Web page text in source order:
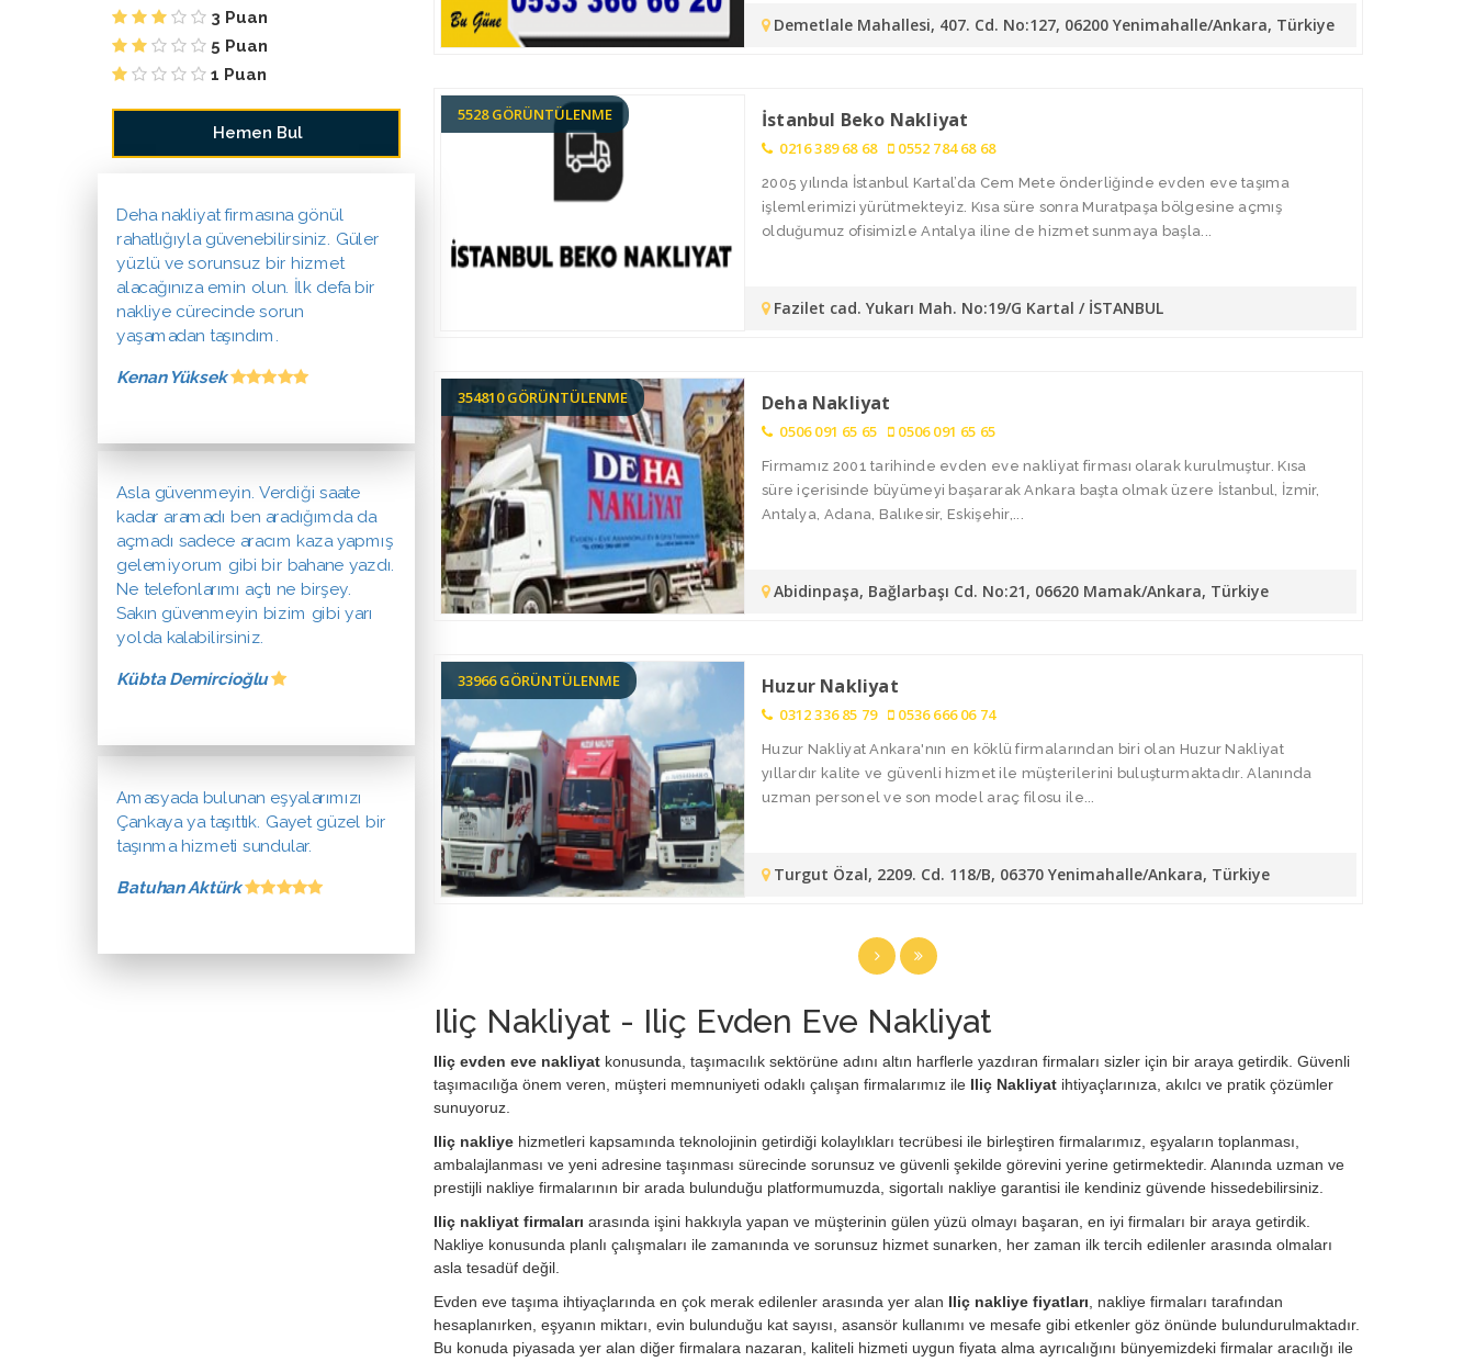
3 Puan
5 Puan
1 Puan
Deha nakliyat firmasına gönül
rahatlığıyla güvenebilirsiniz. Güler
yüzlü ve sorunsuz bir hizmet
alacağınıza emin olun. İlk defa bir
nakliye cürecinde sorun
yaşamadan taşındım.
Kenan Yüksek
Asla güvenmeyin. Verdiği saate
kadar aramadı ben aradığımda da
açmadı sadece aracım kaza yapmış
gelemiyorum gibi bir bahane yazdı.
Ne telefonlarımı açtı ne birşey.
Sakın güvenmeyin bizim gibi yarı
yolda kalabilirsiniz.
Kübta Demircioğlu
Amasyada bulunan eşyalarımızı
Çankaya ya taşıttık. Gayet güzel bir
taşınma hizmeti sundular.
Batuhan Aktürk
Demetlale Mahallesi, 407. Cd. No:127, 06200 Yenimahalle/Ankara, Türkiye
5528 GÖRÜNTÜLENME İstanbul Beko Nakliyat
0216 389 68 68 0552 784 68 68
2005 yılında İstanbul Kartal’da Cem Mete önderliğinde evden eve taşıma
işlemlerimizi yürütmekteyiz. Kısa süre sonra Muratpaşa bölgesine açmış
olduğumuz ofisimizle Antalya iline de hizmet sunmaya başla...
Fazilet cad. Yukarı Mah. No:19/G Kartal / İSTANBUL
354810 GÖRÜNTÜLENME Deha Nakliyat
0506 091 65 65 0506 091 65 65
Firmamız 2001 tarihinde evden eve nakliyat firması olarak kurulmuştur. Kısa
süre içerisinde büyümeyi başararak Ankara başta olmak üzere İstanbul, İzmir,
Antalya, Adana, Balıkesir, Eskişehir,...
Abidinpaşa, Bağlarbaşı Cd. No:21, 06620 Mamak/Ankara, Türkiye
33966 GÖRÜNTÜLENME Huzur Nakliyat
0312 336 85 79 0536 666 06 74
Huzur Nakliyat Ankara'nın en köklü firmalarından biri olan Huzur Nakliyat
yıllardır kalite ve güvenli hizmet ile müşterilerini buluşturmaktadır. Alanında
uzman personel ve son model araç filosu ile...
Turgut Özal, 2209. Cd. 118/B, 06370 Yenimahalle/Ankara, Türkiye
Iliç Nakliyat - Iliç Evden Eve Nakliyat
Iliç evden eve nakliyatkonusunda, taşımacılık sektörüne adını altın harflerle yazdıran firmaları sizler için bir araya getirdik. Güvenli
taşımacılığa önem veren, müşteri memnuniyeti odaklı çalışan firmalarımız ile Iliç Nakliyatihtiyaçlarınıza, akılcı ve pratik çözümler
sunuyoruz.
Iliç nakliyehizmetleri kapsamında teknolojinin getirdiği kolaylıkları tecrübesi ile birleştiren firmalarımız, eşyaların toplanması,
ambalajlanması ve yeni adresine taşınması sürecinde sorunsuz ve güvenli şekilde görevini yerine getirmektedir. Alanında uzman ve
prestijli nakliye firmalarının bir arada bulunduğu platformumuzda, sigortalı nakliye garantisi ile kendiniz güvende hissedebilirsiniz.
Iliç nakliyat firmaları arasında işini hakkıyla yapan ve müşterinin gülen yüzü olmayı başaran, en iyi firmaları bir araya getirdik.
Nakliye konusunda planlı çalışmaları ile zamanında ve sorunsuz hizmet sunarken, her zaman ilk tercih edilenler arasında olmaları
asla tesadüf değil.
Evden eve taşıma ihtiyaçlarında en çok merak edilenler arasında yer alan Iliç nakliye fiyatları , nakliye firmaları tarafından
hesaplanırken, eşyanın miktarı, evin bulunduğu kat sayısı, asansör kullanımı ve mesafe gibi etkenler göz önünde bulundurulmaktadır.
Bu konuda piyasada yer alan diğer firmalara nazaran, kaliteli hizmeti uygun fiyata alma ayrıcalığını bünyemizdeki firmalar aracılığı ile